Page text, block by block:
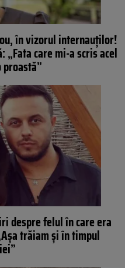
în vizorul internauților!
„Fata care mi-a scris acel
despre felul în care era
trăiam și în timpul